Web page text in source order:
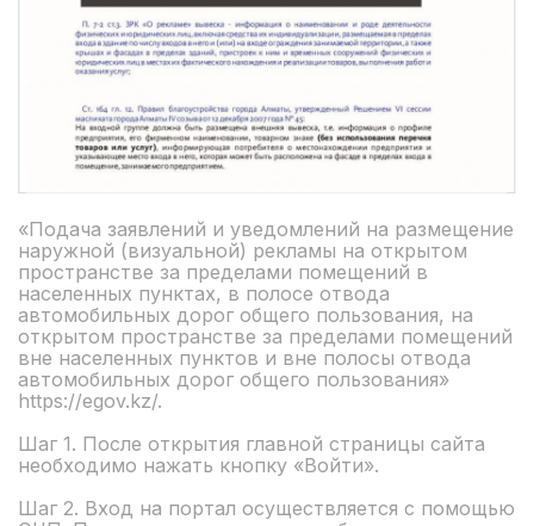
«Подача заявлений и уведомлений на размещение
наружной (визуальной) рекламы на открытом
пространстве за пределами помещений в
населенных пунктах, в полосе отвода
автомобильных дорог общего пользования, на
открытом пространстве за пределами помещений
вне населенных пунктов и вне полосы отвода
автомобильных дорог общего пользования»
https://egov.kz/.
Шаг 1. После открытия главной страницы сайта
необходимо нажать кнопку «Войти».
Шаг 2. Вход на портал осуществляется с помощью